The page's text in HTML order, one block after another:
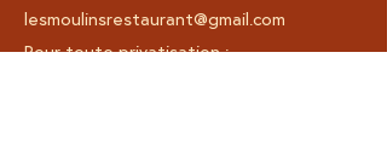
lesmoulinsrestaurant@gmail.com
Pour toute privatisation :